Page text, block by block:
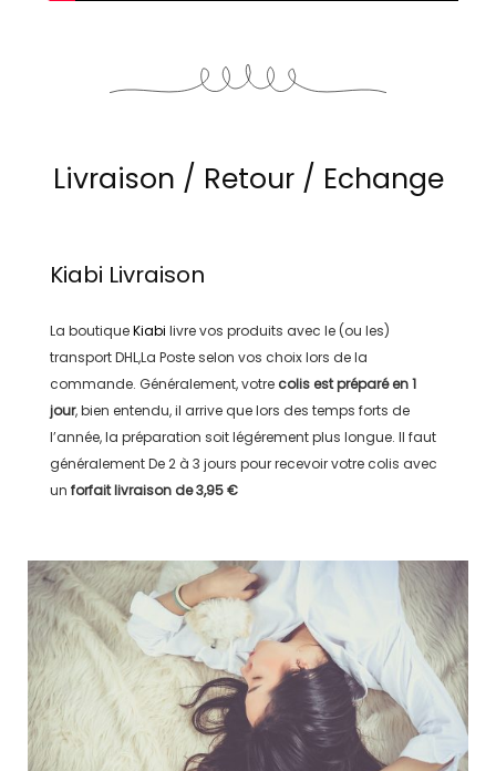
Livraison / Retour / Echange
Kiabi Livraison
La boutiqueKiabi livre vos produits avec le (ou les)
transportDHL,La Posteselon vos choix lors de la
commande. Généralement, votre colis est préparé en1
jour, bien entendu, il arrive que lors des temps forts de
l’année, la préparation soit légérement plus longue. Il faut
généralementDe 2 à 3 jours pour recevoir votre colis avec
un forfait livraison de3,95 €